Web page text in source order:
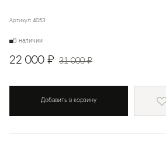
Артикул: 4053
В наличии
22 000 ₽ 31 000 ₽
Добавить в корзину